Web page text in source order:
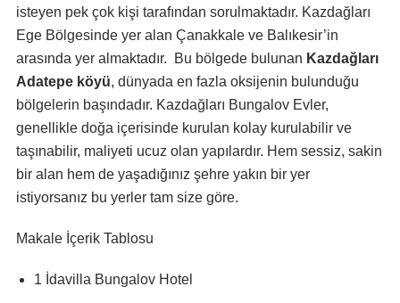
isteyen pek çok kişi tarafından sorulmaktadır. Kazdağları
Ege Bölgesinde yer alan Çanakkale ve Balıkesir’in
arasında yer almaktadır. Bu bölgede bulunan Kazdağları
Adatepe köyü, dünyada en fazla oksijenin bulunduğu
bölgelerin başındadır. Kazdağları Bungalov Evler,
genellikle doğa içerisinde kurulan kolay kurulabilir ve
taşınabilir, maliyeti ucuz olan yapılardır. Hem sessiz, sakin
bir alan hem de yaşadığınız şehre yakın bir yer
istiyorsanız bu yerler tam size göre.
Makale İçerik Tablosu
1 İdavilla Bungalov Hotel